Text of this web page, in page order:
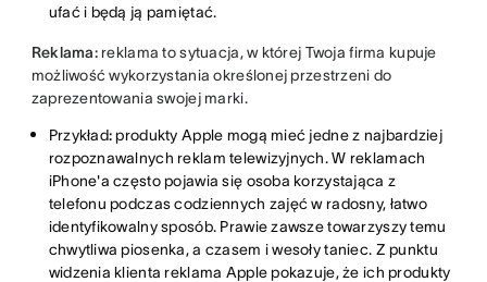
ufać i będą ją pamiętać.
Reklama:reklama to sytuacja, w której Twoja firma kupuje
możliwość wykorzystania określonej przestrzeni do
zaprezentowania swojej marki.
Przykład:produkty Apple mogą mieć jedne z najbardziej
rozpoznawalnych reklam telewizyjnych. W reklamach
iPhone'a często pojawia się osoba korzystająca z
telefonu podczas codziennych zajęć w radosny, łatwo
identyfikowalny sposób. Prawie zawsze towarzyszy temu
chwytliwa piosenka, a czasem i wesoły taniec. Z punktu
widzenia klienta reklama Apple pokazuje, że ich produkty